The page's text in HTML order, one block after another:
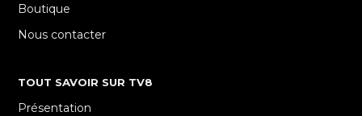
Boutique
Nous contacter
TOUT SAVOIR SUR TV8
Présentation